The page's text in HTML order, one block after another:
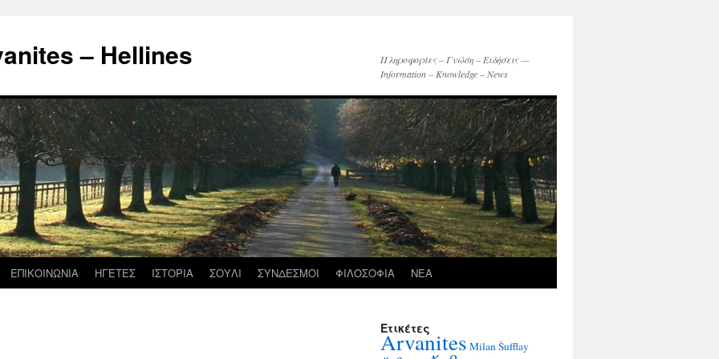
– Hellines
Πληροφορίες – Γνώση – Ειδήσεις —
Information – Knowledge – News
ΕΠΙΚΟΙΝΩΝΙΑ ΗΓΕΤΕΣ ΙΣΤΟΡΙΑ ΣΟΥΛΙ ΣΥΝΔΕΣΜΟΙ ΦΙΛΟΣΟΦΙΑ ΝΕΑ
Ετικέτες
Arvanites Milan Šufflay